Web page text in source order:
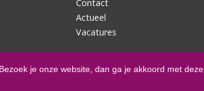
je onze website, dan ga je akkoord met deze
Contact
Actueel
Vacatures